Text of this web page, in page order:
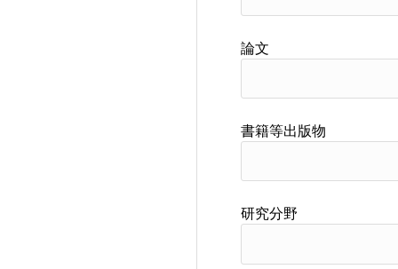
論文
書籍等出版物
研究分野